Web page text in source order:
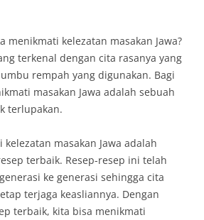
menikmati kelezatan masakan Jawa?
terkenal dengan cita rasanya yang
rempah yang digunakan. Bagi
masakan Jawa adalah sebuah
terlupakan.
masakan Jawa adalah
terbaik. Resep-resep ini telah
ke generasi sehingga cita
terjaga keasliannya. Dengan
terbaik, kita bisa menikmati